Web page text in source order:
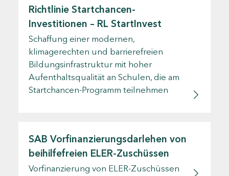
Richtlinie Startchancen-
Investitionen – RL StartInvest
Schaffung einer modernen,
klimagerechten und barrierefreien
Bildungsinfrastruktur mit hoher
Aufenthaltsqualität an Schulen, die am
Startchancen-Programm teilnehmen
SAB Vorfinanzierungsdarlehen von
beihilfefreien ELER-Zuschüssen
Vorfinanzierung von ELER-Zuschüssen